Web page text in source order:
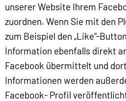
unserer Website Ihrem
zuordnen. Wenn Sie mit den
zum Beispiel den „Like“-
Information ebenfalls direkt
Facebook übermittelt und
Informationen werden
Facebook- Profil